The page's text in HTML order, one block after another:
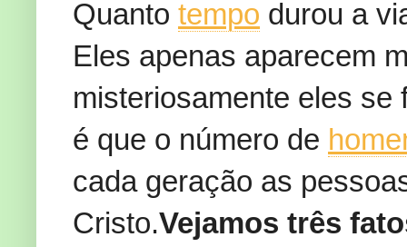
Quanto tempo durou a
Eles apenas aparecem
misteriosamente eles
é que o número de
cada geração as
Cristo.Vejamos três